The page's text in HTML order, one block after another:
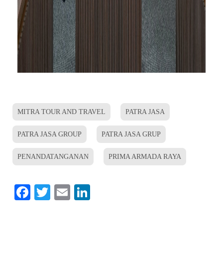
MITRA TOUR AND TRAVEL PATRA JASA
PATRA JASA GROUP PATRA JASA GRUP
PENANDATANGANAN PRIMA ARMADA RAYA
Facebook
Twitter
Email